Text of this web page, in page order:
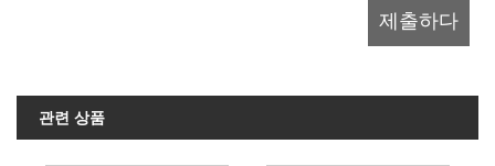
관련 상품